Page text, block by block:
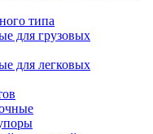
типа
для грузовых
для легковых